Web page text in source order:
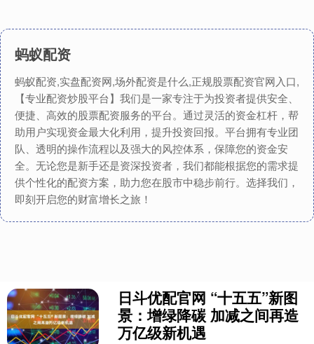
蚂蚁配资
蚂蚁配资,实盘配资网,场外配资是什么,正规股票配资官网入口,
【专业配资炒股平台】我们是一家专注于为投资者提供安全、
便捷、高效的股票配资服务的平台。通过灵活的资金杠杆，帮
助用户实现资金最大化利用，提升投资回报。平台拥有专业团
队、透明的操作流程以及强大的风控体系，保障您的资金安
全。无论您是新手还是资深投资者，我们都能根据您的需求提
供个性化的配资方案，助力您在股市中稳步前行。选择我们，
即刻开启您的财富增长之旅！
日斗优配官网 “十五五”新图
景：增绿降碳 加减之间再造
万亿级新机遇